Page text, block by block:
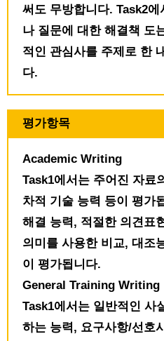
써도 무방합니다. Task2에
나 질문에 대한 해결책 도
적인 관심사를 주제로 한
다.
평가항목
Academic Writing
Task1에서는 주어진 자료
차적 기술 능력 등이 평가
해결 능력, 적절한 의견표
의미를 사용한 비교, 대조
이 평가됩니다.
General Training Writing
Task1에서는 일반적인 사
하는 능력, 요구사항/선호